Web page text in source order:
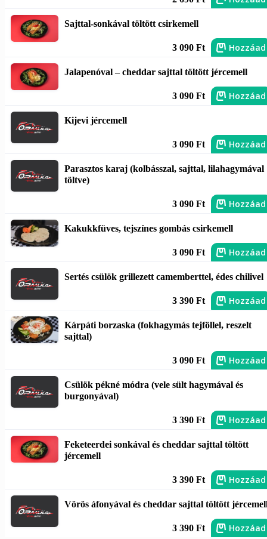
Sajttal-sonkával töltött csirkemell
3 090 Ft Hozzáad
Jalapenóval – cheddar sajttal töltött jércemell
3 090 Ft Hozzáad
Kijevi jércemell
3 090 Ft Hozzáad
Parasztos karaj (kolbásszal, sajttal, lilahagymával
töltve)
3 090 Ft Hozzáad
Kakukkfüves, tejszínes gombás csirkemell
3 090 Ft Hozzáad
Sertés csülök grillezett camemberttel, édes chilivel
3 390 Ft Hozzáad
Kárpáti borzaska (fokhagymás tejföllel, reszelt
sajttal)
3 090 Ft Hozzáad
Csülök pékné módra (vele sült hagymával és
burgonyával)
3 390 Ft Hozzáad
Feketeerdei sonkával és cheddar sajttal töltött
jércemell
3 390 Ft Hozzáad
Vörös áfonyával és cheddar sajttal töltött
3 390 Ft Hozzáad